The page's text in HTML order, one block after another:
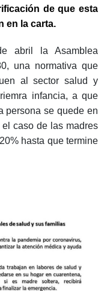
de que esta
en la carta.
abril la Asamblea
una normativa que
al sector salud y
infancia, a que
persona se quede en
caso de las madres
hasta que termine